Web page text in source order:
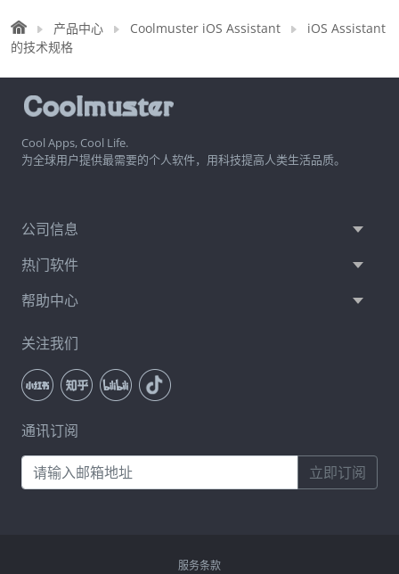
产品中心 Coolmuster iOS Assistant
iOS Assistant
的技术规格
Cool Apps, Cool Life.
为全球用户提供最需要的个人软件，用科技提高人类生活品质。
公司信息
热门软件
帮助中心
关注我们
通讯订阅
立即订阅
服务条款